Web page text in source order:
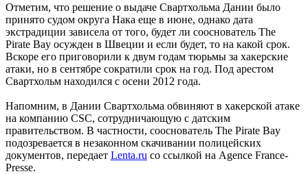
Отметим, что решение о выдаче Свартхольма Дании было
принято судом округа Нака еще в июне, однако дата
экстрадиции зависела от того, будет ли сооснователь The
Pirate Bay осужден в Швеции и если будет, то на какой срок.
Вскоре его приговорили к двум годам тюрьмы за хакерские
атаки, но в сентябре сократили срок на год. Под арестом
Свартхольм находился с осени 2012 года.
Напомним, в Дании Свартхольма обвиняют в хакерской атаке
на компанию CSC, сотрудничающую с датским
правительством. В частности, сооснователь The Pirate Bay
подозревается в незаконном скачивании полицейских
документов, передает Lenta.ru со ссылкой на Agence France-
Presse.